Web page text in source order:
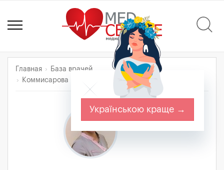
Главная
База врачей
Коммисарова Инна Валентиновна
Отзывы
Українською краще →